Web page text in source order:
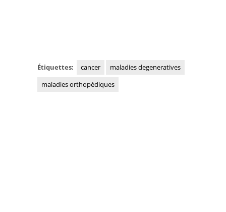
Étiquettes: cancer
maladies degeneratives
maladies orthopédiques